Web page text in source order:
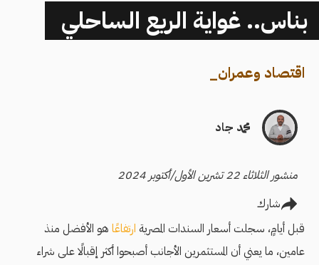
بناس.. غواية الريع الساحلي
اقتصاد وعمران_
محمد جاد
منشور الثلاثاء 22 تشرين الأول/أكتوبر 2024
شارك
قبل أيامٍ، سجلت أسعار السندات المصرية ارتفاعًا هو الأفضل منذ
عامين، ما يعني أن المستثمرين الأجانب أصبحوا أكثر إقبالًا على شراء